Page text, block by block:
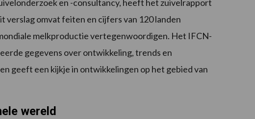
en -consultancy, heeft het zuivelrapport
verslag omvat feiten en cijfers van 120 landen
melkproductie vertegenwoordigen. Het IFCN-
gegevens over ontwikkeling, trends en
geeft een kijkje in ontwikkelingen op het gebied van
wereld